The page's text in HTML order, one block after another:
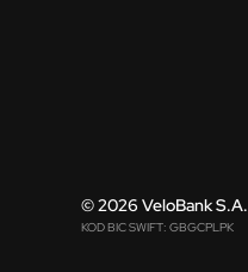
© 2026 VeloBank S.A.
KOD BIC SWIFT: GBGCPLPK